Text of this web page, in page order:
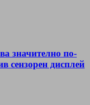
значително по-
сензорен дисплей